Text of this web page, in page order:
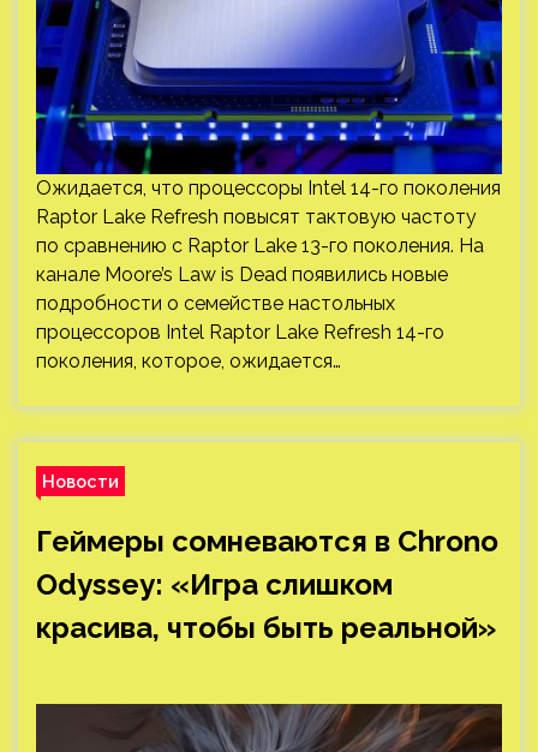
Ожидается, что процессоры Intel 14-го поколения
Raptor Lake Refresh повысят тактовую частоту
по сравнению с Raptor Lake 13-го поколения. На
канале Moore’s Law is Dead появились новые
подробности о семействе настольных
процессоров Intel Raptor Lake Refresh 14-го
поколения, которое, ожидается…
Новости
Геймеры сомневаются в Chrono
Odyssey: «Игра слишком
красива, чтобы быть реальной»